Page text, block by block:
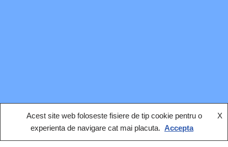
Acest site web foloseste fisiere de tip cookie pentru o
experienta de navigare cat mai placuta.
X
Accepta